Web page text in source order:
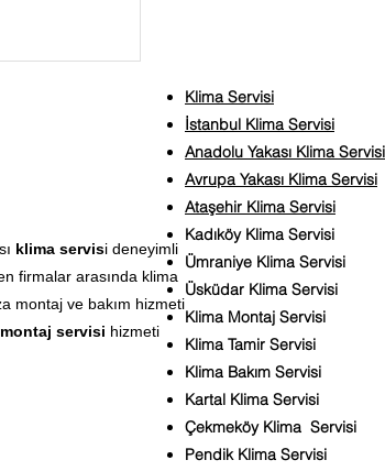
klima servisi deneyimli
firmalar arasında klima
montaj ve bakım hizmeti
servisi hizmeti
Klima Servisi
İstanbul Klima Servisi
Anadolu Yakası Klima Servisi
Avrupa Yakası Klima Servisi
Ataşehir Klima Servisi
Kadıköy Klima Servisi
Ümraniye Klima Servisi
Üsküdar Klima Servisi
Klima Montaj Servisi
Klima Tamir Servisi
Klima Bakım Servisi
Kartal Klima Servisi
Çekmeköy Klima Servisi
Pendik Klima Servisi